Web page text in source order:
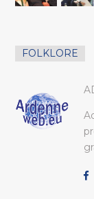
FOLKLORE